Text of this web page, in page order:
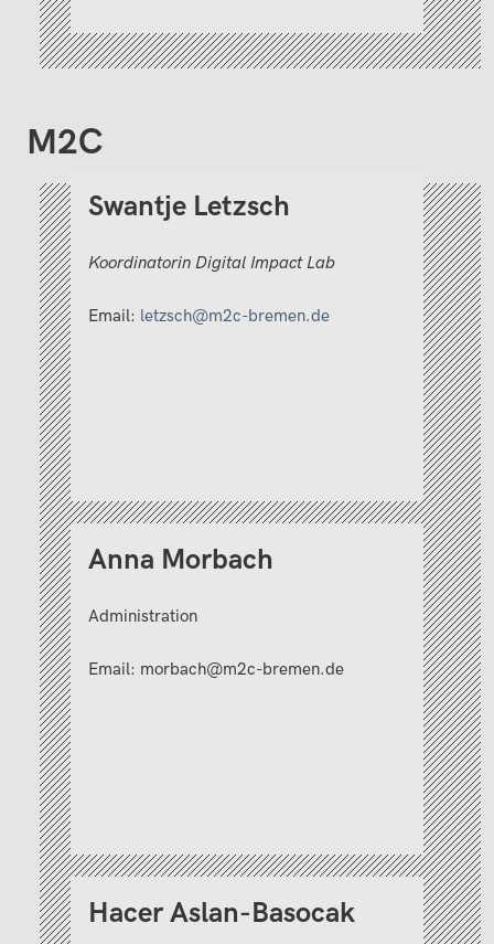
M2C
Swantje Letzsch
Koordinatorin Digital Impact Lab
Email: letzsch@m2c-bremen.de
Anna Morbach
Administration
Email: morbach@m2c-bremen.de
Hacer Aslan-Basocak